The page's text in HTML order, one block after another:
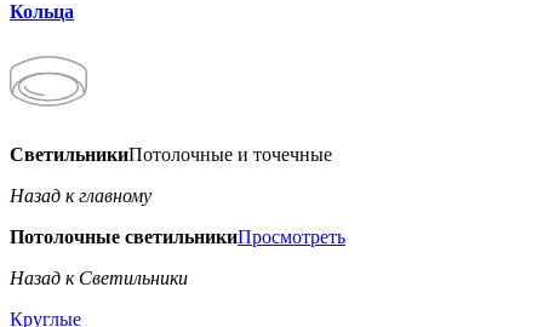
Кольца
СветильникиПотолочные и точечные
Назад к главному
Потолочные светильникиПросмотреть
Назад к Светильники
Круглые